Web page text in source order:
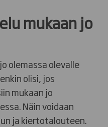
mukaan jo
olemassa olevalle
olisi, jos
mukaan jo
Näin voidaan
ja kiertotalouteen.